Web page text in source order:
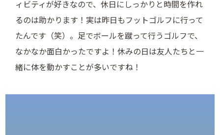
ィビティが好きなので、休日にしっかりと時間を作れ
るのは助かります！実は昨日もフットゴルフに行って
たんです（笑）。足でボールを蹴って行うゴルフで、
なかなか面白かったですよ！休みの日は友人たちと一
緒に体を動かすことが多いですね！